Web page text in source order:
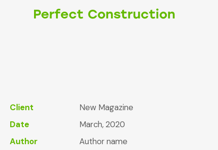
Perfect Construction
Client
New Magazine
Date
March, 2020
Author
Author name